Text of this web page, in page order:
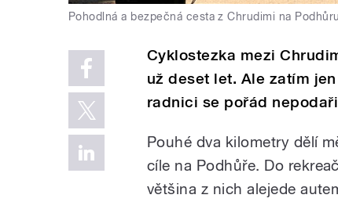
Pohodlná a bezpečná cesta z Chrudimi na
Cyklostezka mezi
už deset let. Ale zatím
radnici se pořád
Pouhé dva kilometry dělí
cíle na Podhůře. Do
většina z nich alejede